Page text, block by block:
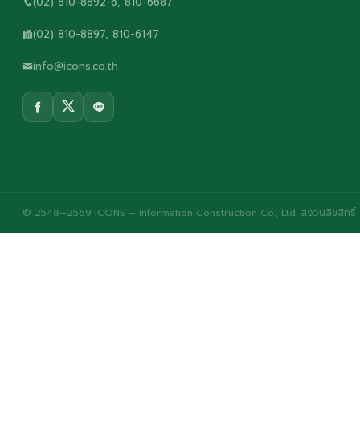
(02) 810-8897, 810-6147
info@icons.co.th
© 2548–2569 iCONS – Information Construction Co., Ltd. สงวนลิขสิทธิ์